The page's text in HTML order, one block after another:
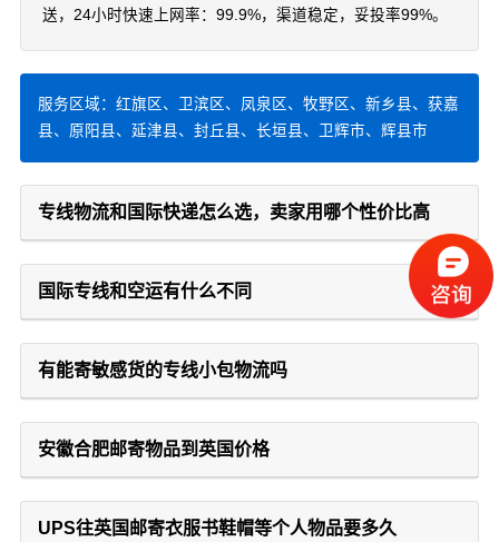
送，24小时快速上网率：99.9%，渠道稳定，妥投率99%。
服务区域：红旗区、卫滨区、凤泉区、牧野区、新乡县、获嘉
县、原阳县、延津县、封丘县、长垣县、卫辉市、辉县市
专线物流和国际快递怎么选，卖家用哪个性价比高
国际专线和空运有什么不同
有能寄敏感货的专线小包物流吗
安徽合肥邮寄物品到英国价格
UPS往英国邮寄衣服书鞋帽等个人物品要多久